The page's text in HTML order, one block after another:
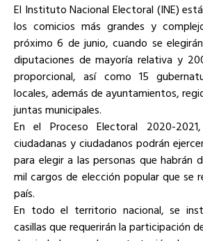
El Instituto Nacional Electoral (INE)
los comicios más grandes y
próximo 6 de junio, cuando se
diputaciones de mayoría relativa y
proporcional, así como 15
locales, además de ayuntamientos,
juntas municipales.
En el Proceso Electoral 2020-
ciudadanas y ciudadanos podrán
para elegir a las personas que habrán
mil cargos de elección popular que se
país.
En todo el territorio nacional, se
casillas que requerirán la participación